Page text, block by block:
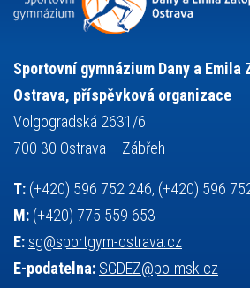
sportovní gymnastika
stolní tenis střelba
teorie sportovní přípravy
tělesná
volejbal
vybavení vysvědčení
výuka všesportovní výcvikový kurz
základy společenských věd
Sportovní gymnázium Dany a Emila
Ostrava, příspěvková organizace
Volgogradská 2631/6
700 30 Ostrava – Zábřeh
T: (+420) 596 752 246, (+420) 596
M: (+420) 775 559 653
E: sg@sportgym-ostrava.cz
E-podatelna: SGDEZ@po-msk.cz